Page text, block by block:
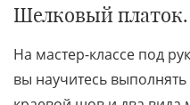
Шелковый платок.
На мастер-классе под
вы научитесь